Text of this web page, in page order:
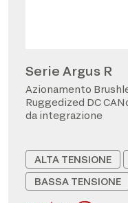
Serie Argus R
Azionamento
Ruggedized DC
da integrazione
ALTA TENSIONE
BASSA TENSIONE